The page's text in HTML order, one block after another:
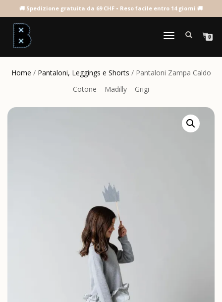
NAVIGAZIONE
0
Home / Pantaloni, Leggings e Shorts / Pantaloni Zampa Caldo
Cotone – Madilly – Grigi